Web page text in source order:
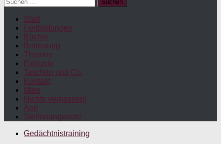
nach:
Start
Fortbildungen
Bücher
Betreuung
Themen
Exklusiv
Taschen und Co.
Kontakt
Maw
Nichts verpassen!
App
Stellenangebote
Gedächtnistraining